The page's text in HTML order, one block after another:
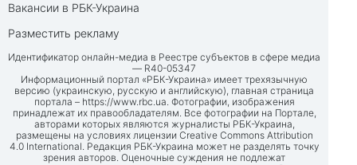
Вакансии в РБК-Украина
Разместить рекламу
Идентификатор онлайн-медиа в Реестре субъектов в сфере медиа
— R40-05347
Информационный портал «РБК-Украина» имеет трехязычную
версию (украинскую, русскую и английскую), главная страница
портала – https://www.rbc.ua. Фотографии, изображения
принадлежат их правообладателям. Все фотографии на Портале,
авторами которых являются журналисты РБК-Украина,
размещены на условиях лицензии Creative Commons Attribution
4.0 International. Редакция РБК-Украина может не разделять точку
зрения авторов. Оценочные суждения не подлежат